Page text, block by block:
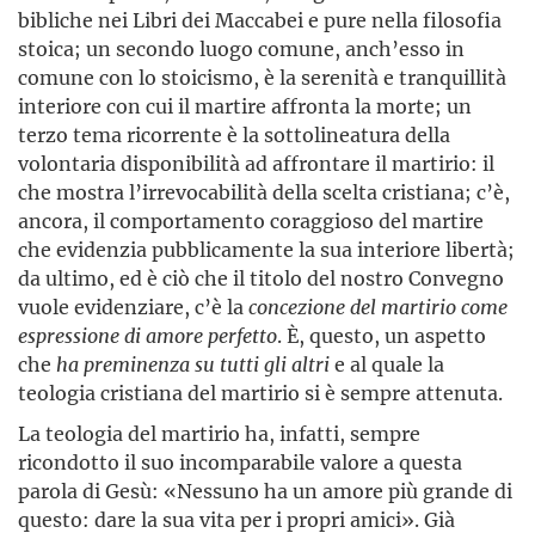
bibliche nei Libri dei Maccabei e pure nella filosofia
stoica; un secondo luogo comune, anch’esso in
comune con lo stoicismo, è la serenità e tranquillità
interiore con cui il martire affronta la morte; un
terzo tema ricorrente è la sottolineatura della
volontaria disponibilità ad affrontare il martirio: il
che mostra l’irrevocabilità della scelta cristiana; c’è,
ancora, il comportamento coraggioso del martire
che evidenzia pubblicamente la sua interiore libertà;
da ultimo, ed è ciò che il titolo del nostro Convegno
vuole evidenziare, c’è la concezione del martirio come
espressione di amore perfetto. È, questo, un aspetto
che ha preminenza su tutti gli altrie al quale la
teologia cristiana del martirio si è sempre attenuta.
La teologia del martirio ha, infatti, sempre
ricondotto il suo incomparabile valore a questa
parola di Gesù: «Nessuno ha un amore più grande di
questo: dare la sua vita per i propri amici». Già